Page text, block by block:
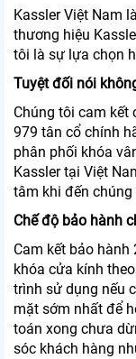
Kassler Việt Nam
thương hiệu
tôi là sự lựa chọn
Tuyệt đối nói
Chúng tôi cam kết
979 tân cổ chính
phân phối khóa
Kassler tại Việt
tâm khi đến chúng
Chế độ bảo hành
Cam kết bảo
khóa cửa kính
trình sử dụng nếu
mặt sớm nhất để
toán xong chưa
sóc khách hàng